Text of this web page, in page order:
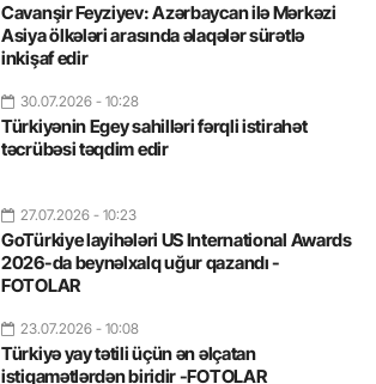
Cavanşir Feyziyev: Azərbaycan ilə Mərkəzi
Asiya ölkələri arasında əlaqələr sürətlə
inkişaf edir
30.07.2026 - 10:28
Türkiyənin Egey sahilləri fərqli istirahət
təcrübəsi təqdim edir
27.07.2026 - 10:23
GoTürkiye layihələri US International Awards
2026-da beynəlxalq uğur qazandı -
FOTOLAR
23.07.2026 - 10:08
Türkiyə yay tətili üçün ən əlçatan
istiqamətlərdən biridir -FOTOLAR